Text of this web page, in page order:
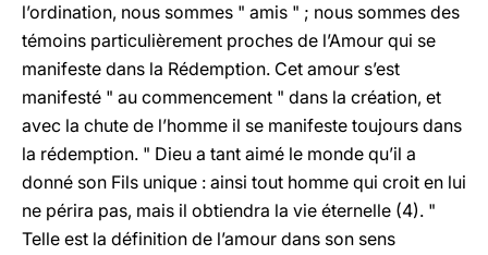
l’ordination, nous sommes " amis " ; nous sommes des
témoins particulièrement proches de l’Amour qui se
manifeste dans la Rédemption. Cet amour s’est
manifesté " au commencement " dans la création, et
avec la chute de l’homme il se manifeste toujours dans
la rédemption. " Dieu a tant aimé le monde qu’il a
donné son Fils unique : ainsi tout homme qui croit en lui
ne périra pas, mais il obtiendra la vie éternelle (4). "
Telle est la définition de l’amour dans son sens